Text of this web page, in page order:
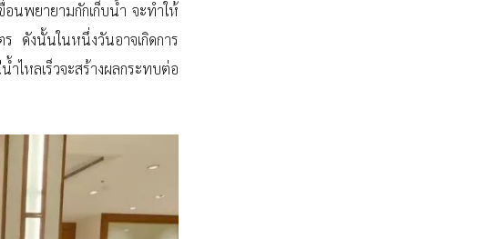
นพยายามกักเก็บน้ำ จะทำให้
ดังนั้นในหนึ่งวันอาจเกิดการ
หลเร็วจะสร้างผลกระทบต่อ